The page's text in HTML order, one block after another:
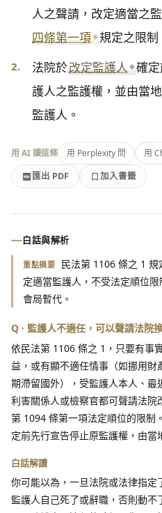
人之聲請，改定適當之
四條第一項 規定之限制
2. 法院於改定監護人 確
護人之監護權，並由當
監護人。
用 AI 讀這條 用 Perplexity 問 用
匯出 PDF
加入書籤
匯出 PDF
加入書籤
白話與解析
重點摘要
民法第 1106 條之 1
定適當監護人，不受法定順位
會局暫代。
Q · 監護人不適任，可以聲請法院
依民法第 1106 條之 1，只要有事
益，或有顯不適任情事（如挪用
期滯留國外），受監護人本人、最
利害關係人或檢察官都可聲請法
第 1094 條第一項法定順位的限制
定前先行宣告停止原監護權，由當
白話解讀
你可能以為，一旦法院或法律指
監護人自己死了或辭職，否則動